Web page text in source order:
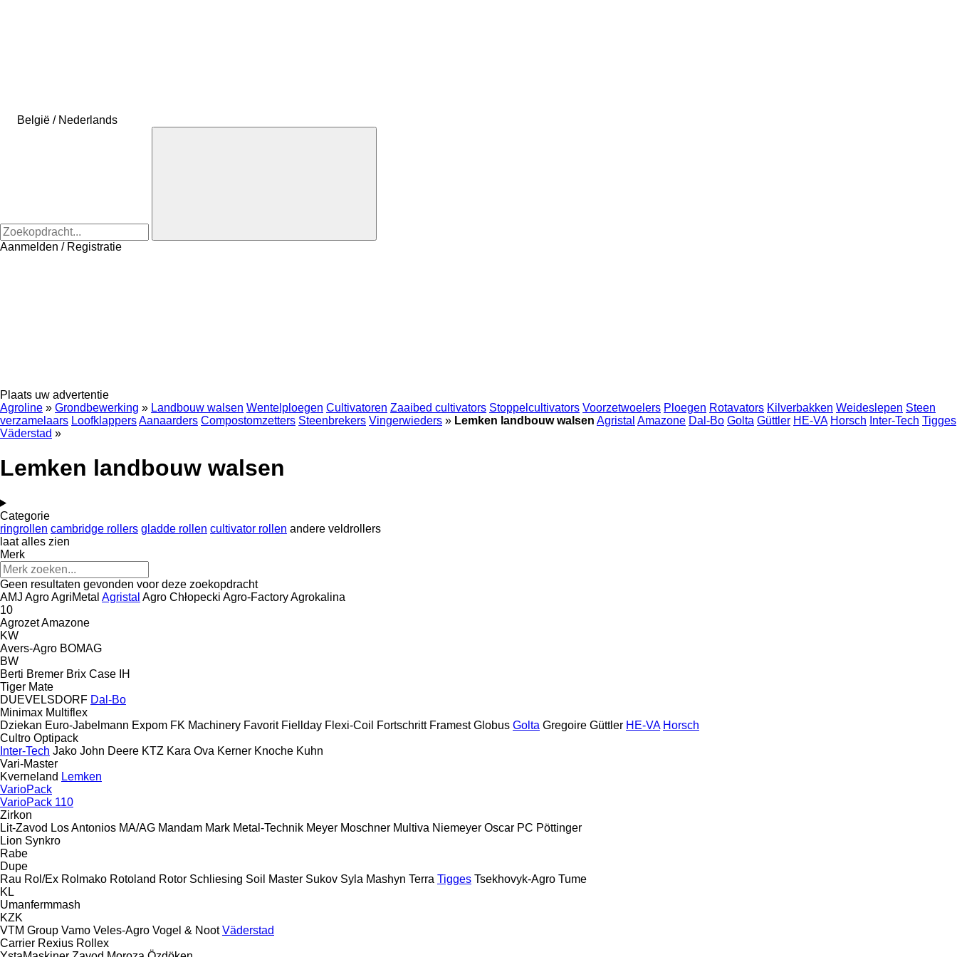
België / Nederlands
Aanmelden / Registratie
Plaats uw advertentie
Agroline » Grondbewerking » Landbouw walsen Wentelploegen Cultivatoren Zaaibed cultivators Stoppelcultivators Voorzetwoelers Ploegen Rotavators Kilverbakken Weideslepen Steen
verzamelaars LoofklappersAanaarders Compostomzetters Steenbrekers Vingerwieders » Lemken landbouw walsen Agristal Amazone Dal-Bo Golta Güttler HE-VA Horsch Inter-Tech Tigges
Väderstad »
Lemken landbouw walsen
Categorie
ringrollen cambridge rollers gladde rollen cultivator rollen andere veldrollers
laat alles zien
Merk
Geen resultaten gevonden voor deze zoekopdracht
AMJ AgroAgriMetal Agristal Agro Chłopecki Agro-FactoryAgrokalina
10
AgrozetAmazone
KW
Avers-Agro BOMAG
BW
Berti Bremer Brix Case IH
Tiger Mate
DUEVELSDORF Dal-Bo
Minimax Multiflex
Dziekan Euro-Jabelmann Expom FK Machinery Favorit Fiellday Flexi-Coil Fortschritt Framest Globus Golta Gregoire Güttler HE-VA Horsch
Cultro Optipack
Inter-Tech Jako John Deere KTZ Kara Ova Kerner Knoche Kuhn
Vari-Master
Kverneland Lemken
VarioPack
VarioPack 110
Zirkon
Lit-Zavod Los Antonios MA/AG Mandam Mark Metal-Technik Meyer Moschner Multiva Niemeyer Oscar PC Pöttinger
Lion Synkro
Rabe
Dupe
Rau Rol/Ex Rolmako Rotoland Rotor Schliesing Soil Master Sukov Syla Mashyn Terra Tigges Tsekhovyk-Agro Tume
KL
Umanfermmash
KZK
VTM Group Vamo Veles-Agro Vogel & Noot Väderstad
Carrier Rexius Rollex